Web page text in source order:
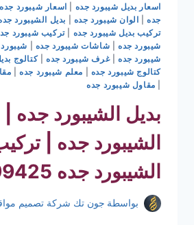
اسعار بديل شيبورد جده اسعار شيبورد جده
جده| الوان شيبورد جده بديل الشيبورد
تركيب بديل شيبورد جده |تركيب شيبورد
شيبورد جده| شاشات شيبورد جده
شيبورد جده|غرف شيبورد جده |كتالوج
كتالوج شيبورد جده
معلم شيبورد جده|
مقاول شيبورد جده
بديل الشيبورد جده
الشيبورد جده |
الشيبورد جده 0536399425
بواسطة جون تك شركة تصميم